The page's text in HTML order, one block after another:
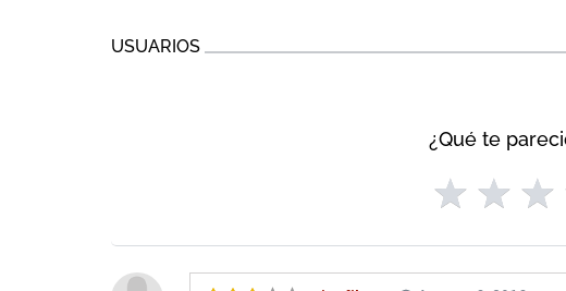
USUARIOS
¿Qué te